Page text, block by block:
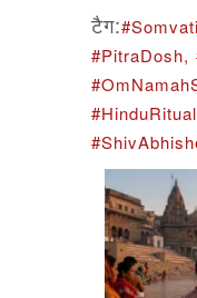
टैग:
#PitraDosh,